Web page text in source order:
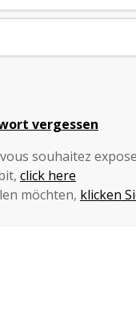
vergessen
souhaitez
click here
möchten, klicken